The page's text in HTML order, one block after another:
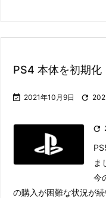
PS4 本体を初期化
 2021年10月9日 

ま
今
の購入が困難な状況が